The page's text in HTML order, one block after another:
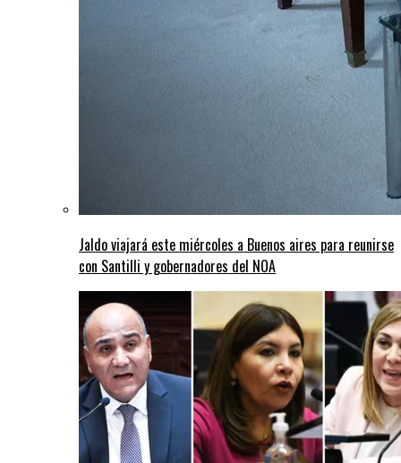
Jaldo viajará este miércoles a Buenos aires para reunirse
con Santilli y gobernadores del NOA